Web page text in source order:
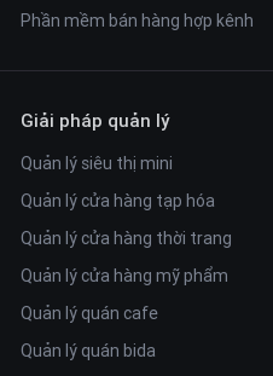
Phần mềm bán hàng hợp kênh
Giải pháp quản lý
Quản lý siêu thị mini
Quản lý cửa hàng tạp hóa
Quản lý cửa hàng thời trang
Quản lý cửa hàng mỹ phẩm
Quản lý quán cafe
Quản lý quán bida